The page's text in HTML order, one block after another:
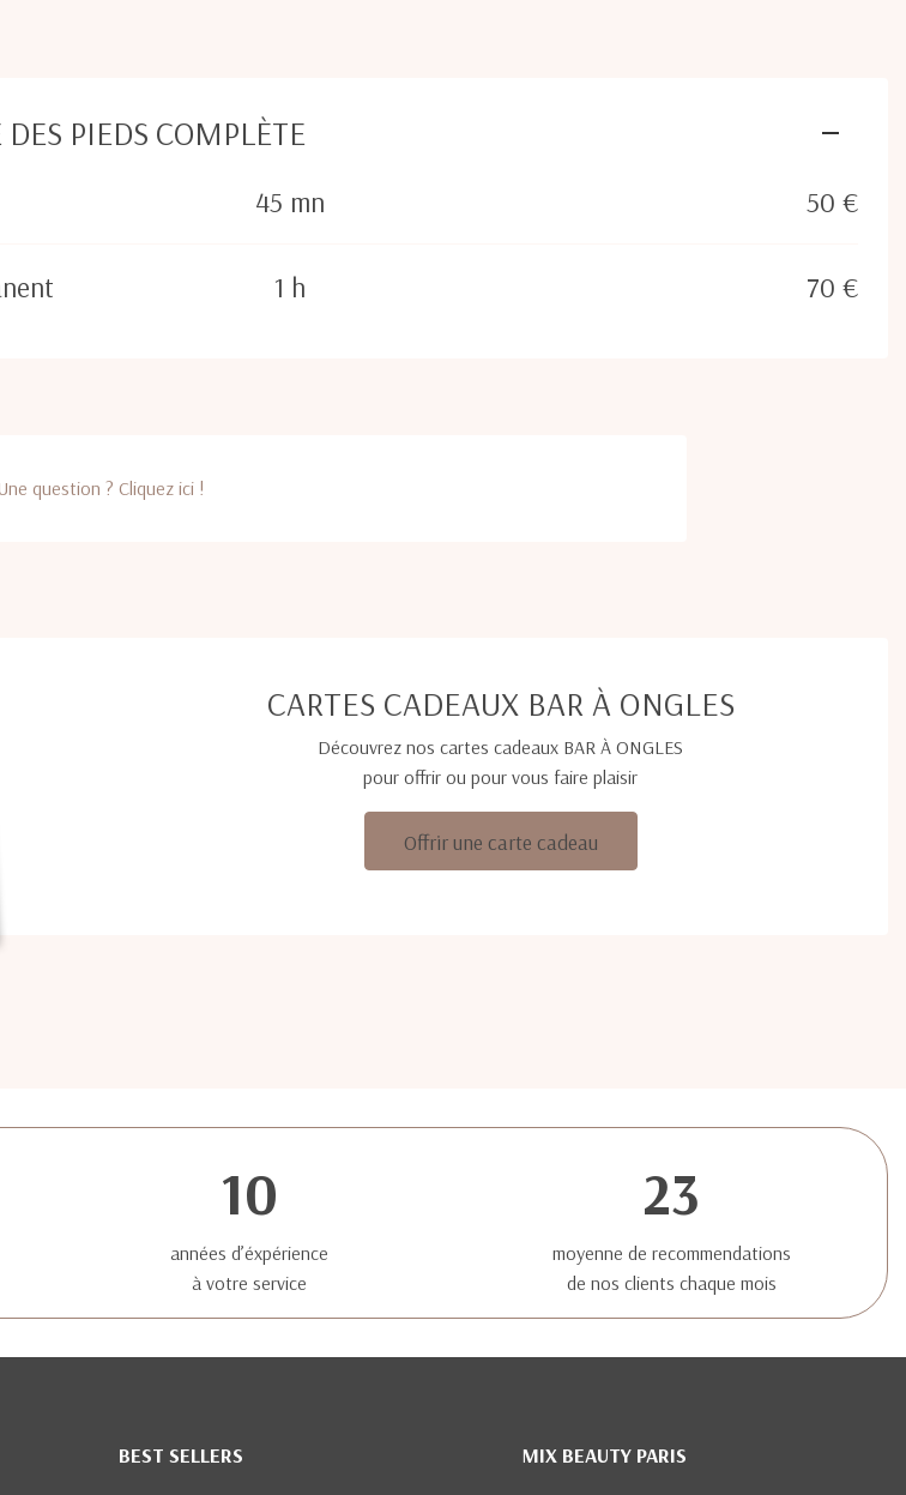
DES PIEDS COMPLÈTE
45 mn 50 €
1 h 70 €
question ? Cliquez ici !
CARTES CADEAUX BAR À ONGLES
Découvrez nos cartes cadeaux BAR À ONGLES
pour offrir ou pour vous faire plaisir
Offrir une carte cadeau
10
années d’éxpérience
à votre service
23
moyenne de recommendations
de nos clients chaque mois
BEST SELLERS MIX BEAUTY PARIS